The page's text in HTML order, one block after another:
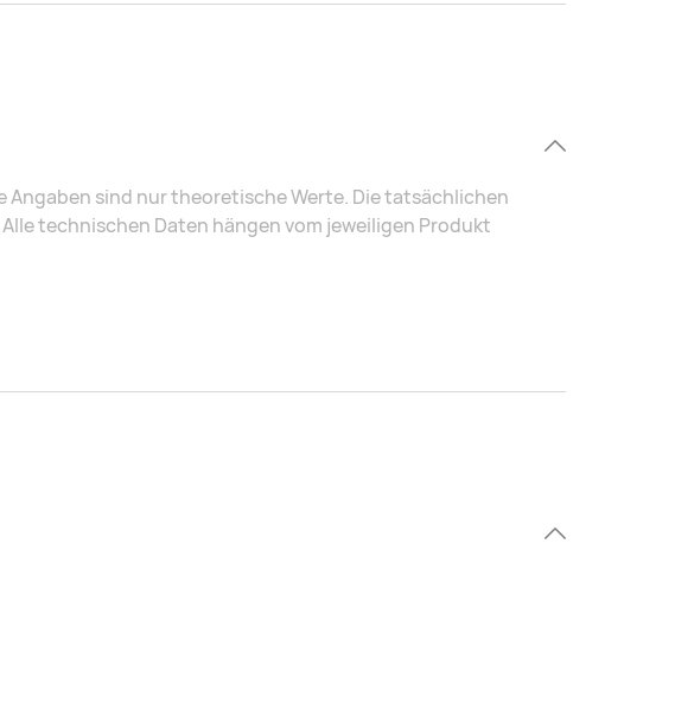
sind nur theoretische Werte. Die tatsächlichen
technischen Daten hängen vom jeweiligen Produkt